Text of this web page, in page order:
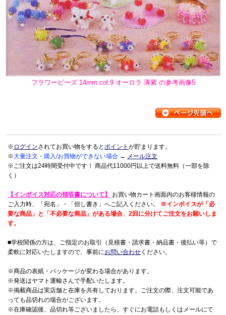
フラワービーズ 14mm col.9 オーロラ 薄紫 の参考画像5
※ ログインされてお買い物をするとポイント が貯まります。
※大量注文・購入/お買物ができない場合 → メール注文
※ご注文は24時間受付中です！ 商品代11000円以上で送料無料（一部を除
く）
【インボイス対応の領収書について】
お買い物カート画面内のお客様情報の
ご入力時、「宛名」・「但し書き」へご記入ください。 ※インボイスが「必
要な商品」と「不必要な商品」がある場合、2回に分けてご注文をお願いしま
す。
■学校関係の方は、ご指定のお取引（見積書・請求書・納品書・後払い等）で
柔軟に対応いたしますので、事前にお問い合わせ ください。
※商品の表紙・パッケージが変わる場合があります。
※発送はヤマト運輸さんで手配いたします。
※掲載商品は実店舗と在庫を共有しております。ご注文の際、注文可能であ
っても品切れの場合がございます。
※在庫確認後、品切れ等ございましたら、すぐにお電話もしくはメールにて